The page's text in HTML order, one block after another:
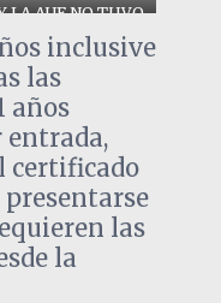
LA AUF NO TUVO
ACEPTARinclusive
las
años
certificado
presentarse
las
la